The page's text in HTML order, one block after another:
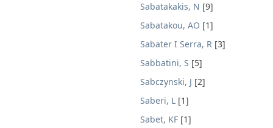
Sabatakakis, N [9]
Sabatakou, AO [1]
Sabater I Serra, R [3]
Sabbatini, S [5]
Sabczynski, J [2]
Saberi, L [1]
Sabet, KF [1]